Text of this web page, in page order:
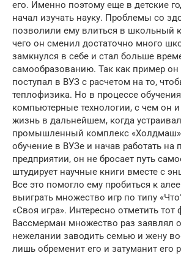
его. Именно поэтому еще в детские
начал изучать науку. Проблемы со
позволили ему влиться в школьный
чего он сменил достаточно много
замкнулся в себе и стал больше
самообразованию. Так как пример он
поступал в ВУЗ с расчетом на то,
теплофизика. Но в процессе
компьютерные технологии, с чем он
жизнь в дальнейшем, когда
промышленный комплекс
обучение в ВУЗе и начав работать
предприятии, он не бросает путь
штудирует научные книги вместе с
Все это помогло ему пробиться к
выиграть множество игр по типу
«Своя игра». Интересно отметить тот
Вассмерман множество раз заявлял
нежелании заводить семью и жену
лишь обременит его и затуманит его